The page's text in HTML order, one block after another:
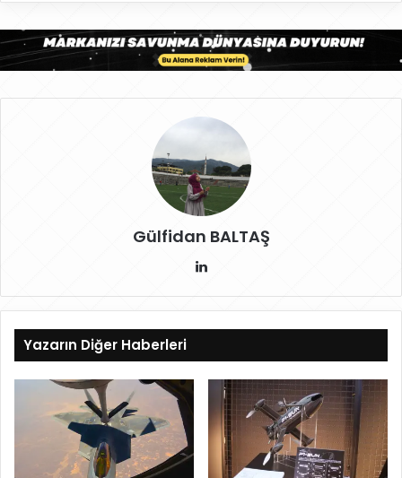
Gülfidan BALTAŞ
dIn
Yazarın Diğer Haberleri